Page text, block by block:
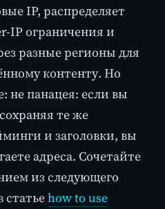
IP, распределяет
IP ограничения и
разные регионы для
контенту. Но
не панацея: если вы
те же
и заголовки, вы
адреса. Сочетайте
из следующего
статьеhow to use